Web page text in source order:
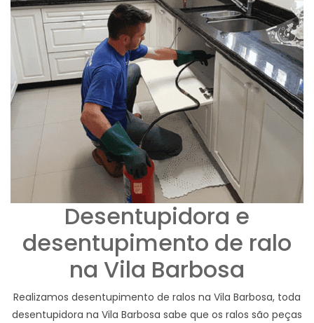
Desentupidora e
desentupimento de ralo
na Vila Barbosa
Realizamos desentupimento de ralos na Vila Barbosa, toda
desentupidora na Vila Barbosa sabe que os ralos são peças